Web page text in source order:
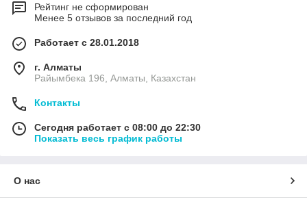
Рейтинг не сформирован
Менее 5 отзывов за последний год
Работает с 28.01.2018
г. Алматы
Райымбека 196, Алматы, Казахстан
Контакты
Сегодня работает с 08:00 до 22:30
Показать весь график работы
О нас